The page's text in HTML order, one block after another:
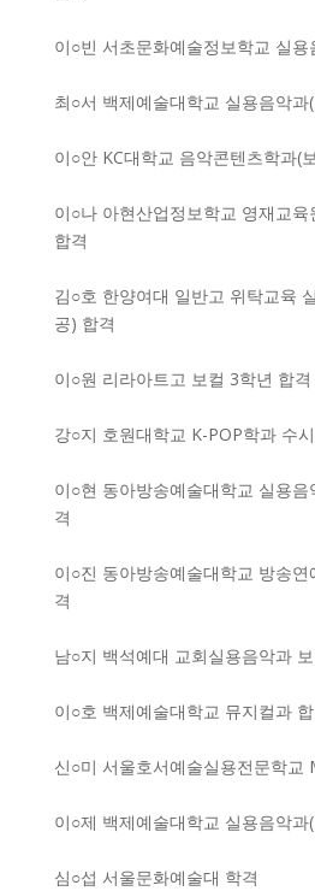
이○빈 서초문화예술정보학교 실용
최○서 백제예술대학교 실용음악과
이○안 KC대학교 음악콘텐츠학과(
이○나 아현산업정보학교 영재교
합격
김○호 한양여대 일반고 위탁교육
공) 합격
이○원 리라아트고 보컬 3학년 합격
강○지 호원대학교 K-POP학과 수
이○현 동아방송예술대학교 실용
격
이○진 동아방송예술대학교 방송
격
남○지 백석예대 교회실용음악과
이○호 백제예술대학교 뮤지컬과
신○미 서울호서예술실용전문학교
이○제 백제예술대학교 실용음악
심○섭 서울문화예술대 학격